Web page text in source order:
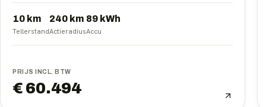
10 km
Tellerstand
240 km
Actieradius
89 kWh
Accu
PRIJS INCL. BTW
€ 60.494